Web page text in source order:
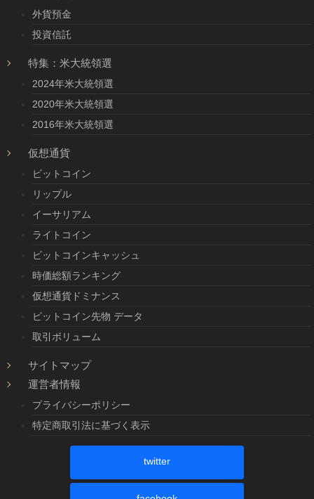
外貨預金
投資信託
特集：米大統領選
2024年米大統領選
2020年米大統領選
2016年米大統領選
仮想通貨
ビットコイン
リップル
イーサリアム
ライトコイン
ビットコインキャッシュ
時価総額ランキング
仮想通貨ドミナンス
ビットコイン先物 データ
取引ボリューム
サイトマップ
運営者情報
プライバシーポリシー
特定商取引法に基づく表示
twitter